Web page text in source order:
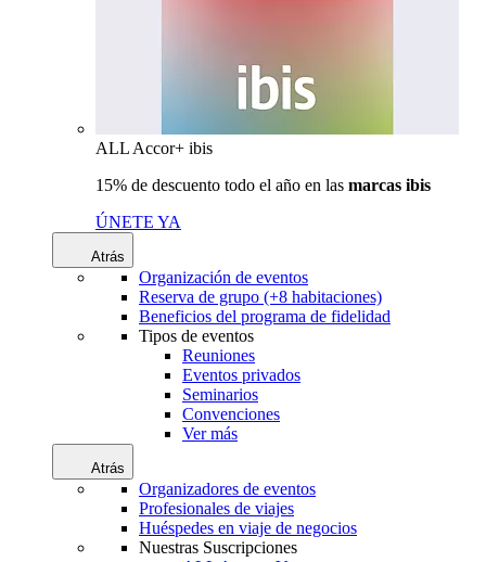
ALL Accor+ ibis
15% de descuento todo el año en las marcas ibis
ÚNETE YA
Atrás
Organización de eventos
Reserva de grupo (+8 habitaciones)
Beneficios del programa de fidelidad
Tipos de eventos
Reuniones
Eventos privados
Seminarios
Convenciones
Ver más
Atrás
Organizadores de eventos
Profesionales de viajes
Huéspedes en viaje de negocios
Nuestras Suscripciones